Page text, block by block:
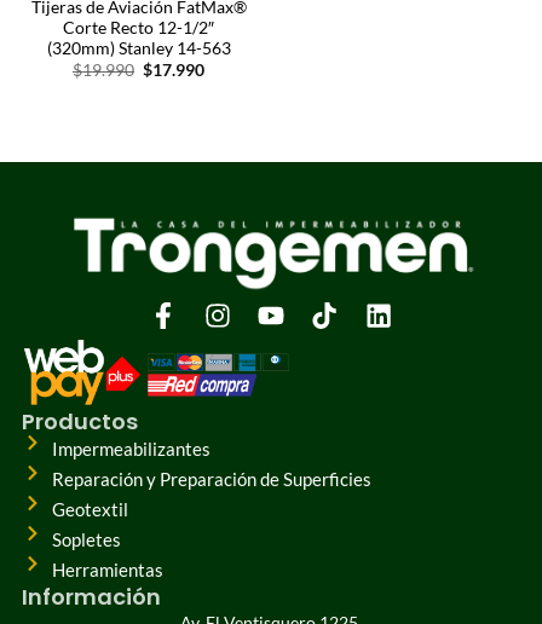
Tijeras de Aviación FatMax®
Corte Recto 12-1/2″
(320mm) Stanley 14-563
$19.990 $17.990
Información
Productos
Impermeabilizantes
Reparación y Preparación de Superficies
Geotextil
Sopletes
Herramientas